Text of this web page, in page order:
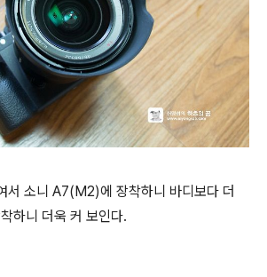
서 소니 A7(M2)에 장착하니 바디보다 더
하니 더욱 커 보인다.